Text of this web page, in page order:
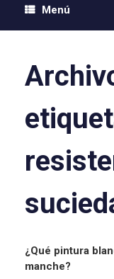
Menú
¿Qué pintura
manche?